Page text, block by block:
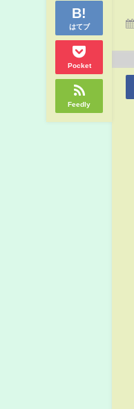
はてブ
Pocket
Feedly